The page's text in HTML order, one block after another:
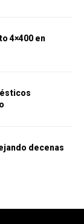
4×400 en
decenas